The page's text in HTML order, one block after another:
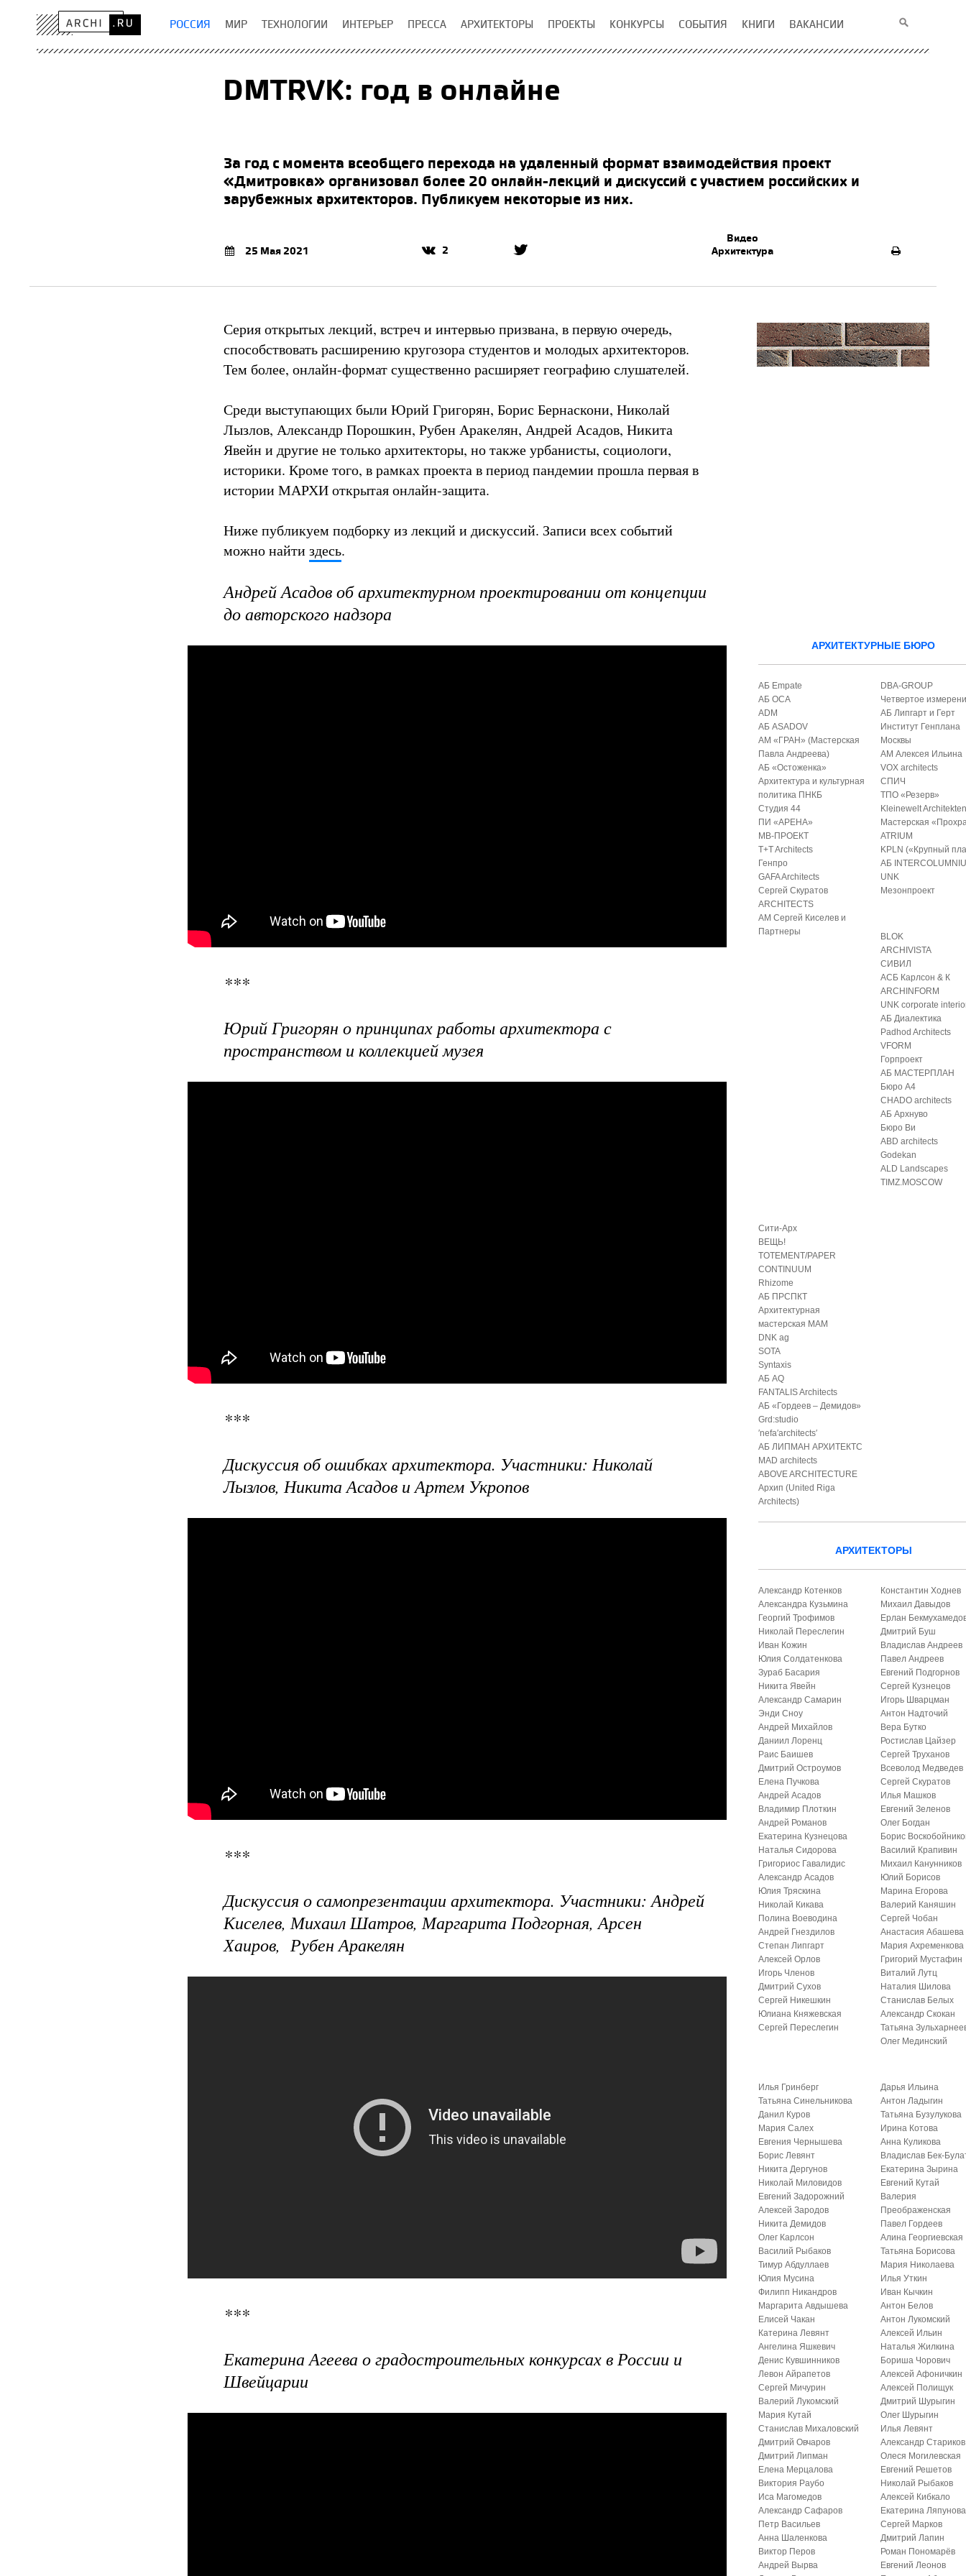
РОССИЯ МИР ТЕХНОЛОГИИ ИНТЕРЬЕР ПРЕССА АРХИТЕКТОРЫ ПРОЕКТЫ КОНКУРСЫ СОБЫТИЯ КНИГИ ВАКАНСИИ
DMTRVK: год в онлайне
За год с момента всеобщего перехода на удаленный формат взаимодействия проект
«Дмитровка» организовал более 20 онлайн-лекций и дискуссий с участием российских и
зарубежных архитекторов. Публикуем некоторые из них.
25 Мая 2021 2
Видео
Архитектура
Серия открытых лекций, встреч и интервью призвана, в первую очередь,
способствовать расширению кругозора студентов и молодых архитекторов.
Тем более, онлайн-формат существенно расширяет географию слушателей.
Среди выступающих были Юрий Григорян, Борис Бернаскони, Николай
Лызлов, Александр Порошкин, Рубен Аракелян, Андрей Асадов, Никита
Явейн и другие не только архитекторы, но также урбанисты, социологи,
историки. Кроме того, в рамках проекта в период пандемии прошла первая в
истории МАРХИ открытая онлайн-защита.
Ниже публикуем подборку из лекций и дискуссий. Записи всех событий
можно найтиздесь.
Андрей Асадов об архитектурном проектировании от концепции
до авторского надзора
***
Юрий Григорян о принципах работы архитектора с
пространством и коллекцией музея
***
Дискуссия об ошибках архитектора. Участники: Николай
Лызлов, Никита Асадов и Артем Укропов
***
Дискуссия о самопрезентации архитектора. Участники: Андрей
Киселев, Михаил Шатров, Маргарита Подгорная, Арсен
Хаиров, Рубен Аракелян
***
Екатерина Агеева о градостроительных конкурсах в России и
Швейцарии
АРХИТЕКТУРНЫЕ БЮРО
АБ Empate
АБ ОСА
ADM
АБ ASADOV
АМ «ГРАН» (Мастерская
Павла Андреева)
АБ «Остоженка»
Архитектура и культурная
политика ПНКБ
Студия 44
ПИ «АРЕНА»
МВ-ПРОЕКТ
T+T Architects
Генпро
GAFA Architects
Сергей Скуратов
ARCHITECTS
АМ Сергей Киселев и
Партнеры
DBA-GROUP
Четвертое
АБ Липгарт и Герт
Институт Генплана
Москвы
АМ Алексея Ильина
VOX architects
СПИЧ
ТПО «Резерв»
Kleinewelt
Мастерская
ATRIUM
KPLN («Крупный
АБ
UNK
Мезонпроект
BLOK
ARCHIVISTA
СИВИЛ
АСБ Карлсон & К
ARCHINFORM
UNK corporate
АБ Диалектика
Padhod Architects
VFORM
Горпроект
АБ МАСТЕРПЛАН
Бюро А4
CHADO architects
АБ Архнуво
Бюро Ви
ABD architects
Godekan
ALD Landscapes
TIMZ.MOSCOW
Сити-Арх
ВЕЩЬ!
TOTEMENT/PAPER
CONTINUUM
Rhizome
АБ ПРСПКТ
Архитектурная
мастерская МАМ
DNK ag
SOTA
Syntaxis
АБ AQ
FANTALIS Architects
АБ «Гордеев – Демидов»
Grd:studio
′nefa′architects′
АБ ЛИПМАН АРХИТЕКТС
MAD architects
ABOVE ARCHITECTURE
Архип (United Riga
Architects)
АРХИТЕКТОРЫ
Александр Котенков
Александра Кузьмина
Георгий Трофимов
Николай Переслегин
Иван Кожин
Юлия Солдатенкова
Зураб Басария
Никита Явейн
Александр Самарин
Энди Сноу
Андрей Михайлов
Даниил Лоренц
Раис Баишев
Дмитрий Остроумов
Елена Пучкова
Андрей Асадов
Владимир Плоткин
Андрей Романов
Екатерина Кузнецова
Наталья Сидорова
Григориос Гавалидис
Александр Асадов
Юлия Тряскина
Николай Кикава
Полина Воеводина
Андрей Гнездилов
Степан Липгарт
Алексей Орлов
Игорь Членов
Дмитрий Сухов
Сергей Никешкин
Юлиана Княжевская
Сергей Переслегин
Константин Ходнев
Михаил Давыдов
Ерлан
Дмитрий Буш
Владислав Андреев
Павел Андреев
Евгений Подгорнов
Сергей Кузнецов
Игорь Шварцман
Антон Надточий
Вера Бутко
Ростислав Цайзер
Сергей Труханов
Всеволод Медведев
Сергей Скуратов
Илья Машков
Евгений Зеленов
Олег Богдан
Борис
Василий Крапивин
Михаил Канунников
Юлий Борисов
Марина Егорова
Валерий Каняшин
Сергей Чобан
Анастасия Абашева
Мария Ахременкова
Григорий Мустафин
Виталий Лутц
Наталия Шилова
Станислав Белых
Александр Скокан
Татьяна
Олег Мединский
Илья Гринберг
Татьяна Синельникова
Данил Куров
Мария Салех
Евгения Чернышева
Борис Левянт
Никита Дергунов
Николай Миловидов
Евгений Задорожний
Алексей Зародов
Никита Демидов
Олег Карлсон
Василий Рыбаков
Тимур Абдуллаев
Юлия Мусина
Филипп Никандров
Маргарита Авдышева
Елисей Чакан
Катерина Левянт
Ангелина Яшкевич
Денис Кувшинников
Левон Айрапетов
Сергей Мичурин
Валерий Лукомский
Мария Кутай
Станислав Михаловский
Дмитрий Овчаров
Дмитрий Липман
Елена Мерцалова
Виктория Раубо
Иса Магомедов
Александр Сафаров
Петр Васильев
Анна Шаленкова
Виктор Перов
Андрей Вырва
Дарья Ильина
Антон Ладыгин
Татьяна Бузулукова
Ирина Котова
Анна Куликова
Владислав Бек-
Екатерина Зырина
Евгений Кутай
Валерия
Преображенская
Павел Гордеев
Алина Георгиевская
Татьяна Борисова
Мария Николаева
Илья Уткин
Иван Кычкин
Антон Белов
Антон Лукомский
Алексей Ильин
Наталья Жилкина
Бориша Чорович
Алексей Афоничкин
Алексей Полищук
Дмитрий Шурыгин
Олег Шурыгин
Илья Левянт
Александр Стариков
Олеся Могилевская
Евгений Решетов
Николай Рыбаков
Алексей Кибкало
Екатерина Ляпунова
Сергей Марков
Дмитрий Лапин
Роман Пономарёв
Евгений Леонов